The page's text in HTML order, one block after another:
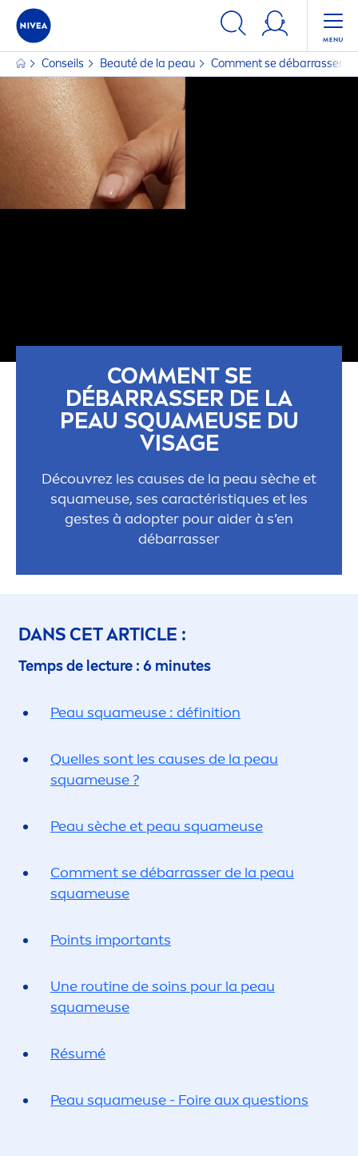
Conseils Beauté de la peau Comment se débarrasser
COMMENT SE
DÉBARRASSER DE LA
PEAU SQUAMEUSE DU
VISAGE
Découvrez les causes de la peau sèche et
squameuse, ses caractéristiques et les
gestes à adopter pour aider à s’en
débarrasser
DANS CET ARTICLE :
Temps de lecture : 6 minutes
Peau squameuse : définition
Quelles sont les causes de la peau
squameuse ?
Peau sèche et peau squameuse
Comment se débarrasser de la peau
squameuse
Points importants
Une routine de soins pour la peau
squameuse
Résumé
Peau squameuse - Foire aux questions